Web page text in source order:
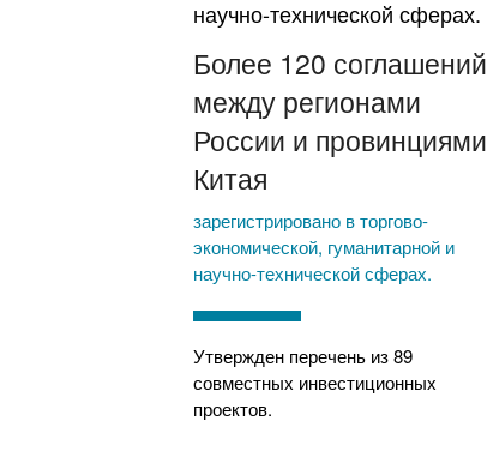
Более 120 соглашений
между регионами
России и провинциями
Китая
зарегистрировано в торгово-
экономической, гуманитарной и
научно-технической сферах.
Утвержден перечень из 89
совместных инвестиционных
проектов.